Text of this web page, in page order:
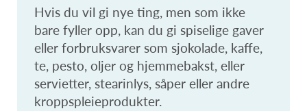
Hvis du vil gi nye ting, men som ikke
bare fyller opp, kan du gi spiselige gaver
eller forbruksvarer som sjokolade, kaffe,
te, pesto, oljer og hjemmebakst, eller
servietter, stearinlys, såper eller andre
kroppspleieprodukter.